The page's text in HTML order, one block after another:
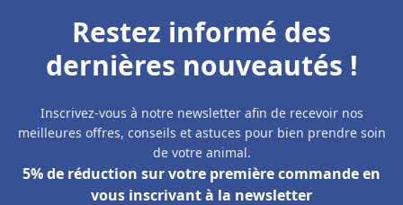
Restez informé des
dernières nouveautés !
Inscrivez-vous à notre newsletter afin de recevoir nos
meilleures offres, conseils et astuces pour bien prendre soin
de votre animal.
5% de réduction sur votre première commande en
vous inscrivant à la newsletter